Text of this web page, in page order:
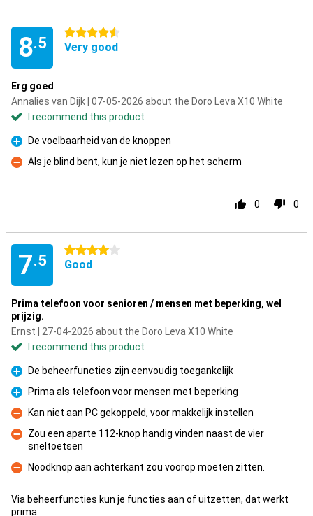
8.5
4.5 stars
Very good
Erg goed
Annalies van Dijk | 07-05-2026 about the Doro Leva X10 White
I recommend this product
Pro
De voelbaarheid van de knoppen
Con
Als je blind bent, kun je niet lezen op het scherm
0 0
7.5
4 stars
Good
Prima telefoon voor senioren / mensen met beperking, wel
prijzig.
Ernst | 27-04-2026 about the Doro Leva X10 White
I recommend this product
Pro
De beheerfuncties zijn eenvoudig toegankelijk
Pro
Prima als telefoon voor mensen met beperking
Con
Kan niet aan PC gekoppeld, voor makkelijk instellen
Con
Zou een aparte 112-knop handig vinden naast de vier
sneltoetsen
Con
Noodknop aan achterkant zou voorop moeten zitten.
Via beheerfuncties kun je functies aan of uitzetten, dat werkt
prima.